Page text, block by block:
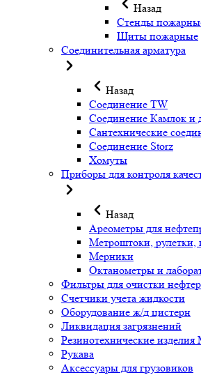
Назад
Стенды
Щиты пожарные
Соединительная арматура
Назад
Соединение TW
Соединение Камлок и
Сантехнические
Соединение Storz
Хомуты
Приборы для контроля
Назад
Ареометры для
Метроштоки, рулетки,
Мерники
Октанометры и
Фильтры для очистки
Счетчики учета жидкости
Оборудование ж/д цистерн
Ликвидация загрязнений
Резинотехнические
Рукава
Аксессуары для грузовиков